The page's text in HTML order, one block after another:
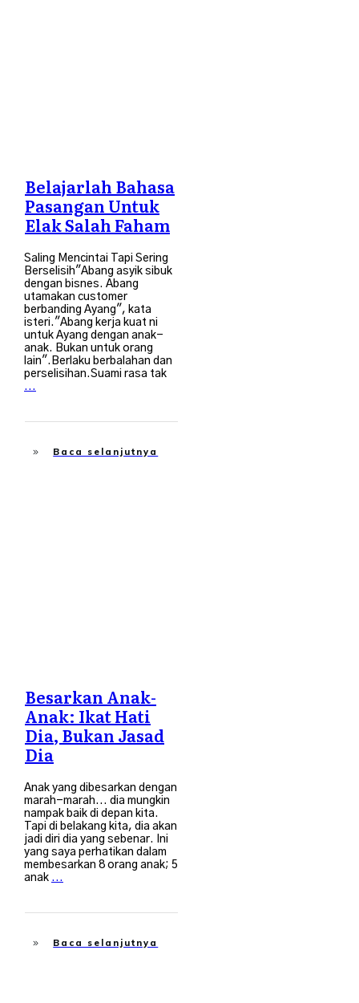
Belajarlah Bahasa
Pasangan Untuk
Elak Salah Faham
Saling Mencintai Tapi Sering
Berselisih"Abang asyik sibuk
dengan bisnes. Abang
utamakan customer
berbanding Ayang", kata
isteri."Abang kerja kuat ni
untuk Ayang dengan anak-
anak. Bukan untuk orang
lain".Berlaku berbalahan dan
perselisihan.Suami rasa tak
...
Baca selanjutnya
Besarkan Anak-
Anak: Ikat Hati
Dia, Bukan Jasad
Dia
Anak yang dibesarkan dengan
marah-marah... dia mungkin
nampak baik di depan kita.
Tapi di belakang kita, dia akan
jadi diri dia yang sebenar. Ini
yang saya perhatikan dalam
membesarkan 8 orang anak; 5
anak ...
Baca selanjutnya